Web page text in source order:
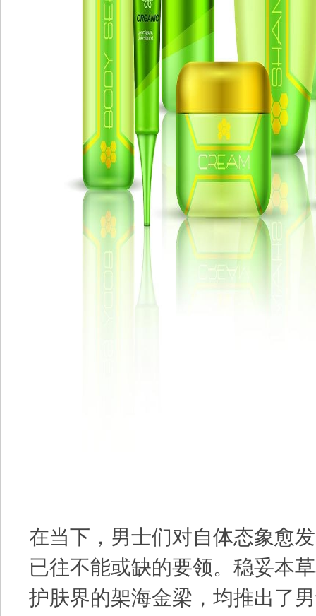
在当下，男士们对自体态象愈
已往不能或缺的要领。稳妥本
护肤界的架海金梁，均推出了